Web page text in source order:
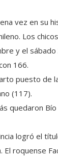
vez en su
Los
y el sábado
166.
puesto de
(117).
quedaron
logró el
El roquense